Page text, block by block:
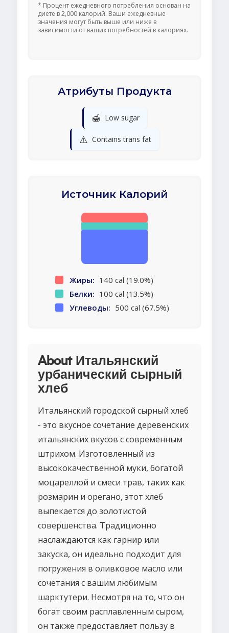
* Процент ежедневного потребления основан на
диете в 2,000 калорий. Ваши ежедневные
значения могут быть выше или ниже в
зависимости от ваших потребностей в калориях.
Атрибуты Продукта
🍯 Low sugar
⚠️ Contains trans fat
Источник Калорий
Жиры: 140 cal (19.0%)
Белки: 100 cal (13.5%)
Углеводы: 500 cal (67.5%)
About Итальянский
урбанический сырный
хлеб
Итальянский городской сырный хлеб
- это вкусное сочетание деревенских
итальянских вкусов с современным
штрихом. Изготовленный из
высококачественной муки, богатой
моцареллой и смеси трав, таких как
розмарин и орегано, этот хлеб
выпекается до золотистой
совершенства. Традиционно
наслаждаются как гарнир или
закуска, он идеально подходит для
погружения в оливковое масло или
сочетания с вашим любимым
шарктутери. Несмотря на то, что он
богат своим расплавленным сыром,
он также предоставляет пользу в